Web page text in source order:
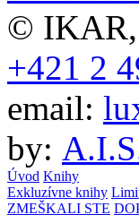
© IKAR,
+421 2
email:
by:
Úvod Knihy
Exkluzívne knihy
ZMEŠKALI STE